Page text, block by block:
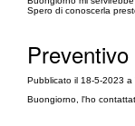
Spero di conoscerla
Pubblicato il 18-5-2023 a
Buongiorno, l'ho